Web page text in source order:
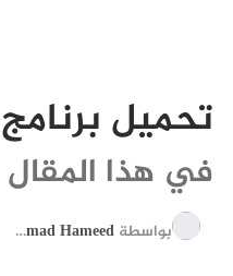
تحميل برنامج excel 2018 باللغة العربية مجانا
في هذا
بواسطة Ahmad Hameed